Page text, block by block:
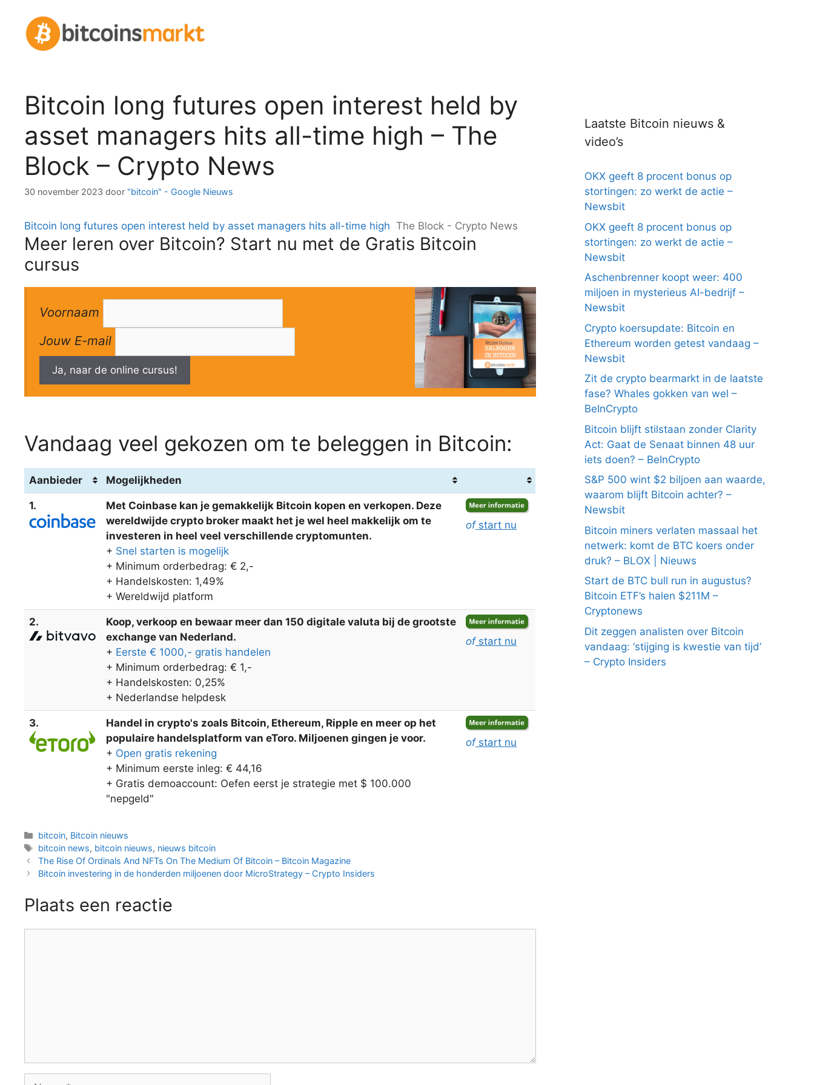
inhoud
Bitcoin long futures open interest held by
asset managers hits all-time high – The
Block – Crypto News
30 november 2023 door "bitcoin" - Google Nieuws
Bitcoin long futures open interest held by asset managers hits all-time high The Block - Crypto News
Meer leren over Bitcoin? Start nu met de Gratis Bitcoin
cursus
Voornaam
Jouw E-mail
Ja, naar de online cursus!
Vandaag veel gekozen om te beleggen in Bitcoin:
Aanbieder Mogelijkheden
1.
Met Coinbase kan je gemakkelijk Bitcoin kopen en verkopen. Deze
wereldwijde crypto broker maakt het je wel heel makkelijk om te
investeren in heel veel verschillende cryptomunten.
+ Snel starten is mogelijk
+ Minimum orderbedrag: € 2,-
+ Handelskosten: 1,49%
+ Wereldwijd platform
ofstart nu
2.
Koop, verkoop en bewaar meer dan 150 digitale valuta bij de grootste
exchange van Nederland.
+ Eerste € 1000,- gratis handelen
+ Minimum orderbedrag: € 1,-
+ Handelskosten: 0,25%
+ Nederlandse helpdesk
ofstart nu
3.
Handel in crypto's zoals Bitcoin, Ethereum, Ripple en meer op het
populaire handelsplatform van eToro. Miljoenen gingen je voor.
+ Open gratis rekening
+ Minimum eerste inleg: € 44,16
+ Gratis demoaccount: Oefen eerst je strategie met $ 100.000
"nepgeld"
ofstart nu
Categorieën
bitcoin, Bitcoin nieuws
Tags
bitcoin news, bitcoin nieuws, nieuws bitcoin
Berichtnavigatie
The Rise Of Ordinals And NFTs On The Medium Of Bitcoin – Bitcoin Magazine
Bitcoin investering in de honderden miljoenen door MicroStrategy – Crypto Insiders
Plaats een reactie
Naam
Laatste Bitcoin nieuws &
video’s
OKX geeft 8 procent bonus op
stortingen: zo werkt de actie –
Newsbit
OKX geeft 8 procent bonus op
stortingen: zo werkt de actie –
Newsbit
Aschenbrenner koopt weer: 400
miljoen in mysterieus AI-bedrijf –
Newsbit
Crypto koersupdate: Bitcoin en
Ethereum worden getest vandaag –
Newsbit
Zit de crypto bearmarkt in de laatste
fase? Whales gokken van wel –
BeInCrypto
Bitcoin blijft stilstaan zonder Clarity
Act: Gaat de Senaat binnen 48 uur
iets doen? – BeInCrypto
S&P 500 wint $2 biljoen aan waarde,
waarom blijft Bitcoin achter? –
Newsbit
Bitcoin miners verlaten massaal het
netwerk: komt de BTC koers onder
druk? – BLOX | Nieuws
Start de BTC bull run in augustus?
Bitcoin ETF’s halen $211M –
Cryptonews
Dit zeggen analisten over Bitcoin
vandaag: ‘stijging is kwestie van tijd’
– Crypto Insiders